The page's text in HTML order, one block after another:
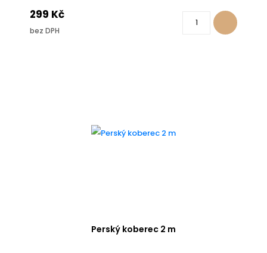
299 Kč
bez DPH
Perský koberec 2 m